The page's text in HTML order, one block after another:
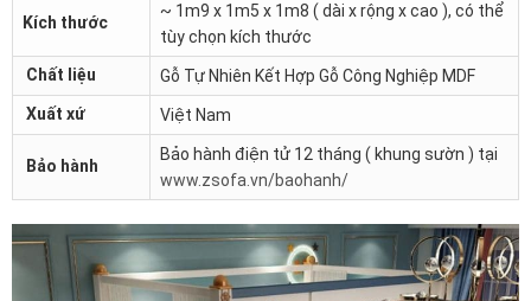
Kích thước
~ 1m9 x 1m5 x 1m8 ( dài x rộng x cao ), có thể
tùy chọn kích thước
Chất liệu
Gỗ Tự Nhiên Kết Hợp Gỗ Công Nghiệp MDF
Xuất xứ
Việt Nam
Bảo hành
Bảo hành điện tử 12 tháng ( khung sườn ) tại
www.zsofa.vn/baohanh/